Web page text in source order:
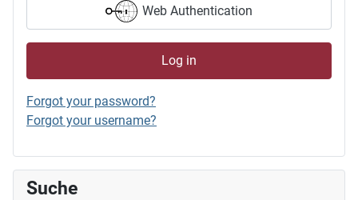
Web Authentication
Log in
Forgot your password?
Forgot your username?
Suche